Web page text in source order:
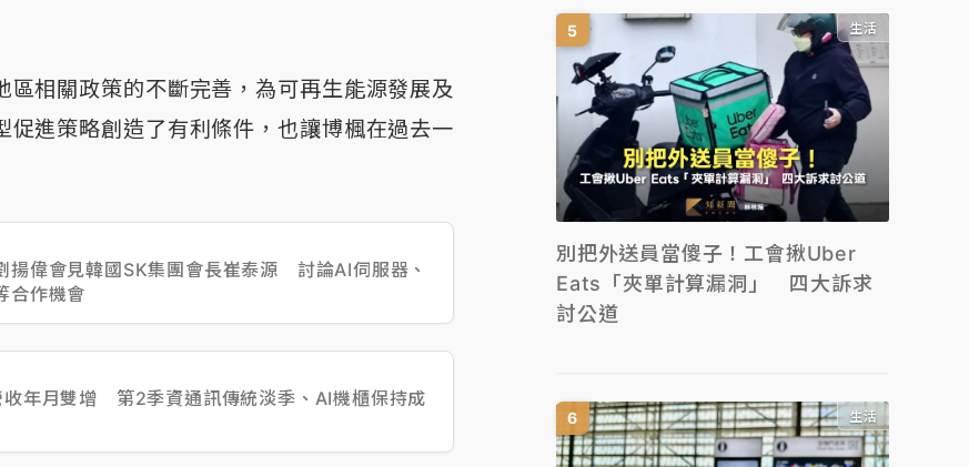
區相關政策的不斷完善，為可再生能源發展及
促進策略創造了有利條件，也讓博楓在過去一
揚偉會見韓國SK集團會長崔泰源 討論AI伺服器、
合作機會
收年月雙增 第2季資通訊傳統淡季、AI機櫃保持成
生活
別把外送員當傻子！工會揪Uber
Eats「夾單計算漏洞」 四大訴求
討公道
生活